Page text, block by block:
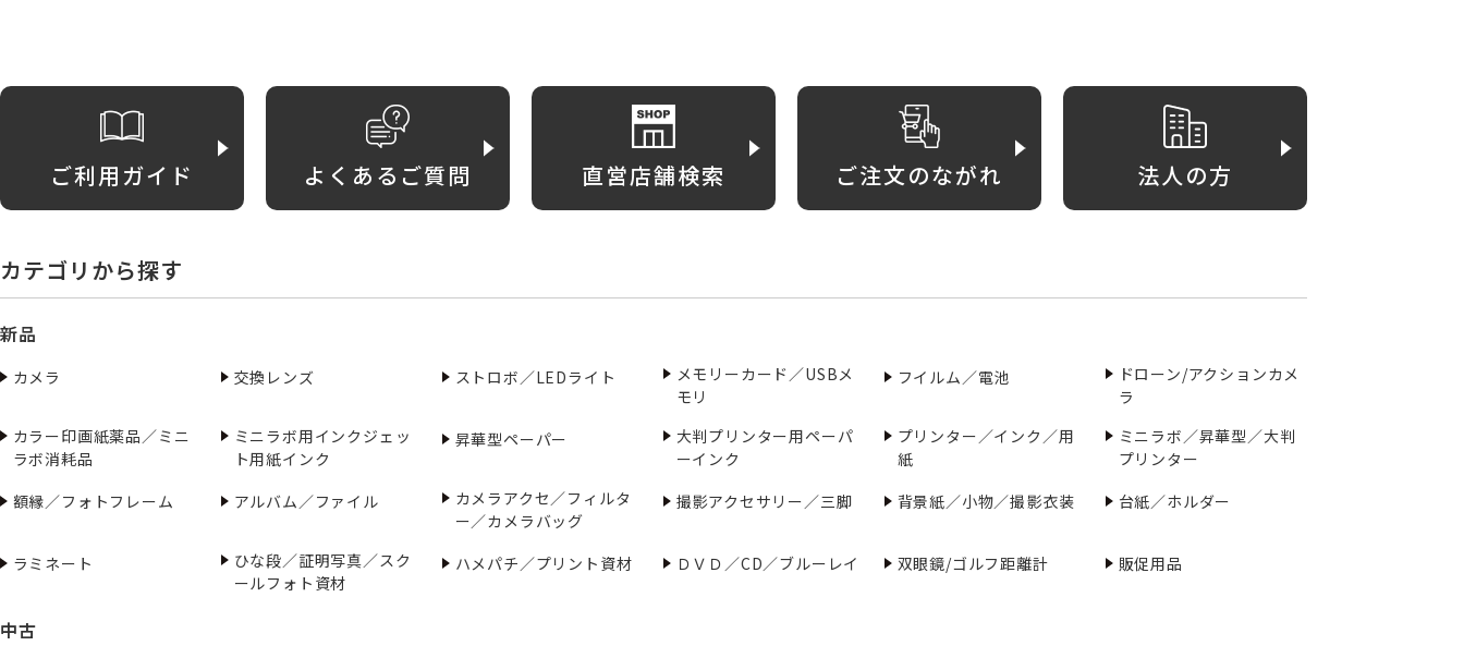
ご利用ガイド よくあるご質問 直営店舗検索 ご注文のながれ 法人の方
カテゴリから探す
新品
カメラ 交換レンズ ストロボ／LEDライト
メモリーカード／USBメ
モリ
フイルム／電池
ドローン/アクションカメ
ラ
カラー印画紙薬品／ミニ
ラボ消耗品
ミニラボ用インクジェッ
ト用紙インク
昇華型ペーパー
大判プリンター用ペーパ
ーインク
プリンター／インク／用
紙
ミニラボ／昇華型／大判
プリンター
額縁／フォトフレーム
アルバム／ファイル
カメラアクセ／フィルタ
ー／カメラバッグ
撮影アクセサリー／三脚 背景紙／小物／撮影衣装 台紙／ホルダー
ラミネート
ひな段／証明写真／スク
ールフォト資材
ハメパチ／プリント資材 ＤＶＤ／CD／ブルーレイ 双眼鏡/ゴルフ距離計 販促用品
中古